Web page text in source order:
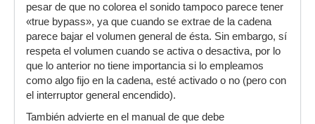
pesar de que no colorea el sonido tampoco parece tener
«true bypass», ya que cuando se extrae de la cadena
parece bajar el volumen general de ésta. Sin embargo, sí
respeta el volumen cuando se activa o desactiva, por lo
que lo anterior no tiene importancia si lo empleamos
como algo fijo en la cadena, esté activado o no (pero con
el interruptor general encendido).
También advierte en el manual de que debe